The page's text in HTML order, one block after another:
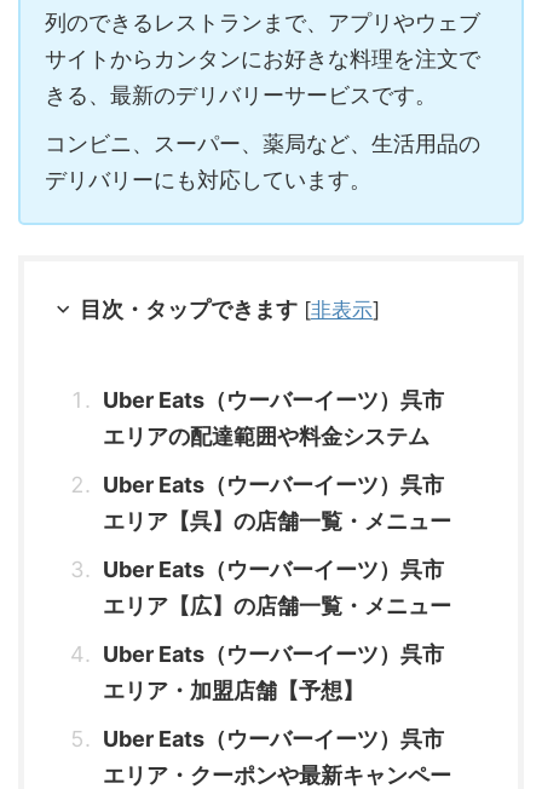
列のできるレストランまで、アプリやウェブ
サイトからカンタンにお好きな料理を注文で
きる、最新のデリバリーサービスです。
コンビニ、スーパー、薬局など、生活用品の
デリバリーにも対応しています。
目次・タップできます [非表示]
Uber Eats（ウーバーイーツ）呉市
エリアの配達範囲や料金システム
Uber Eats（ウーバーイーツ）呉市
エリア【呉】の店舗一覧・メニュー
Uber Eats（ウーバーイーツ）呉市
エリア【広】の店舗一覧・メニュー
Uber Eats（ウーバーイーツ）呉市
エリア・加盟店舗【予想】
Uber Eats（ウーバーイーツ）呉市
エリア・クーポンや最新キャンペー